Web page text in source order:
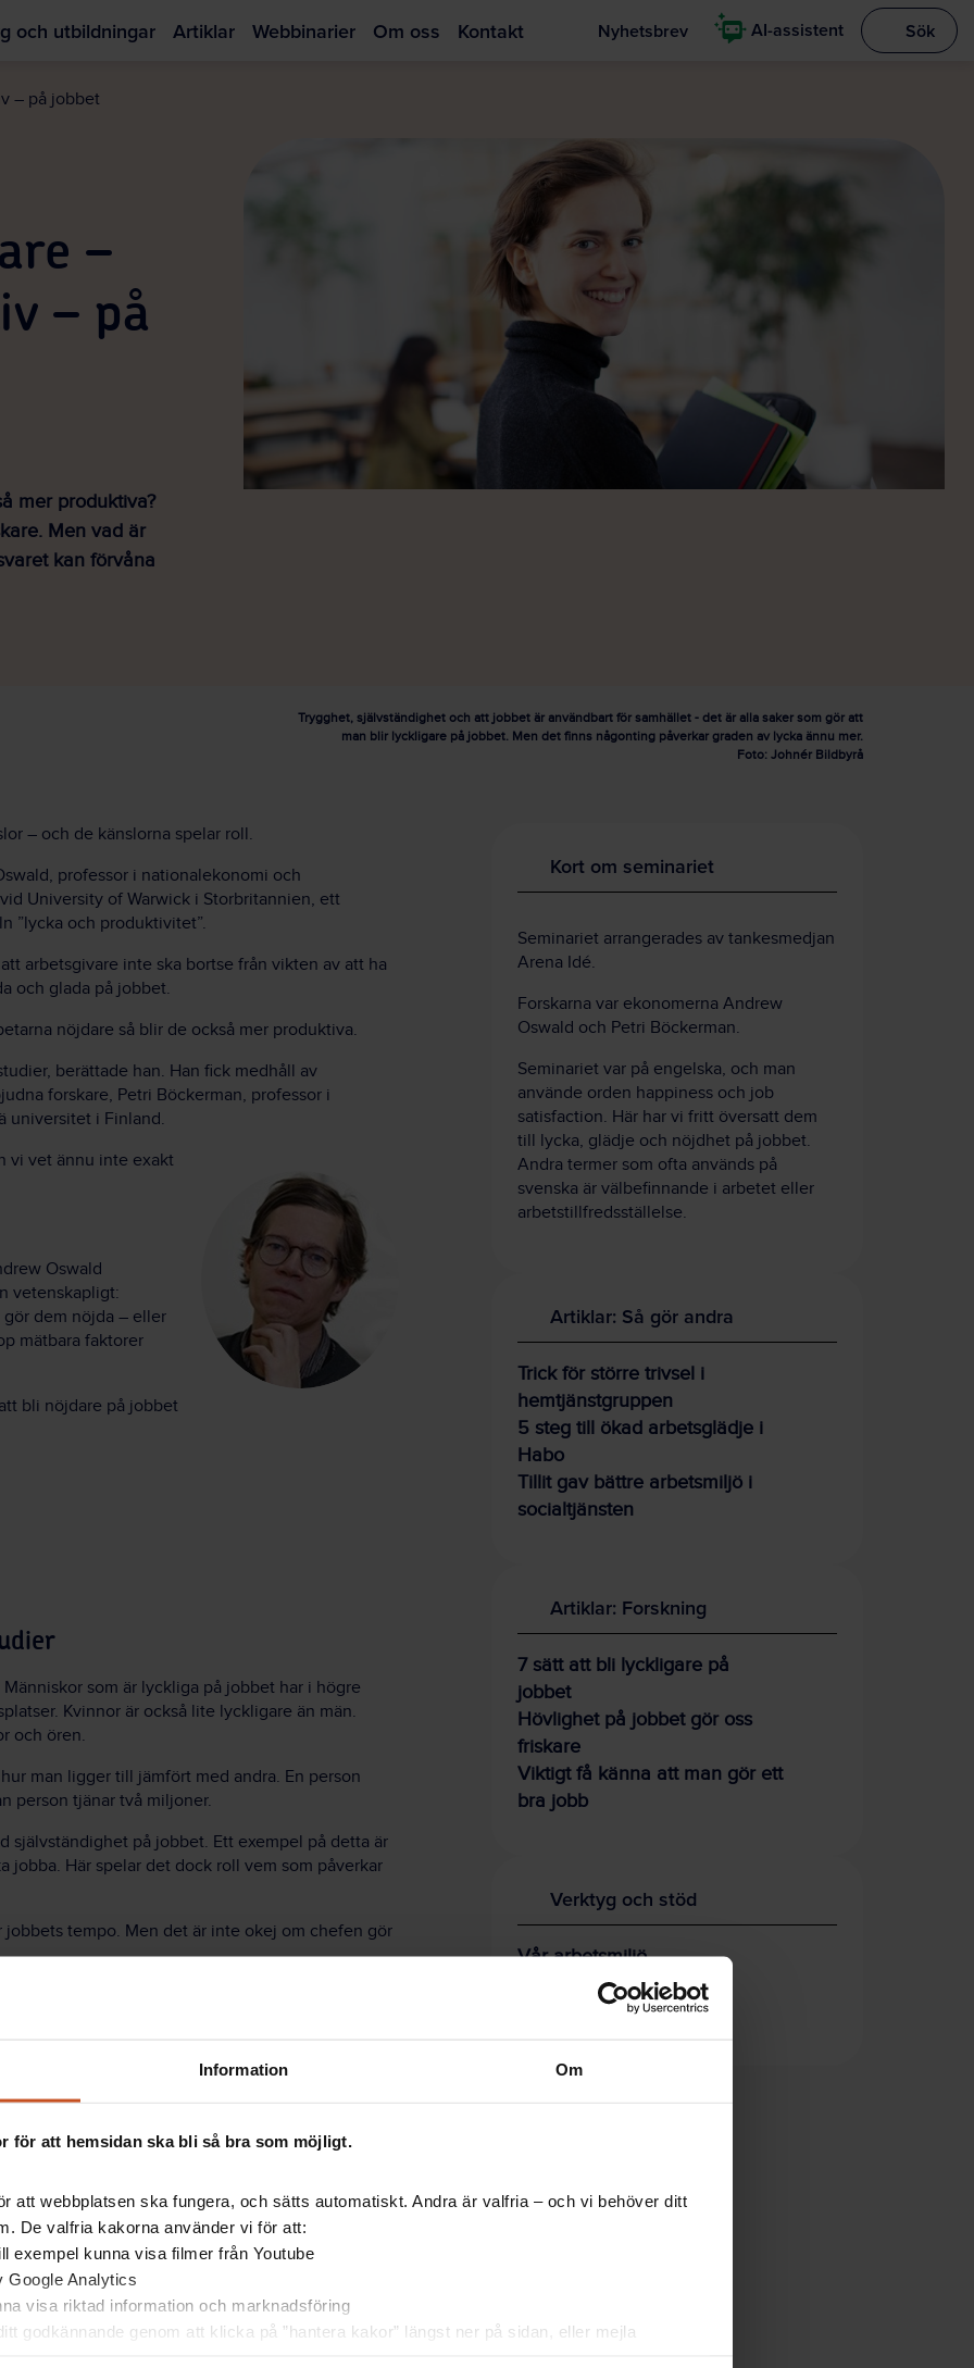
Information Om
för att hemsidan ska bli så bra som möjligt.
att webbplatsen ska fungera, och sätts automatiskt. Andra är valfria – och vi behöver ditt
De valfria kakorna använder vi för att:
exempel kunna visa filmer från Youtube
Google Analytics
visa riktad information och marknadsföring
godkännande genom att klicka på ”hantera kakor” längst ner på sidan, eller mejla
och utbildningar Artiklar Webbinarier Om oss Kontakt Nyhetsbrev AI-assistent Visa
Sök
– på jobbet
–
– på
mer produktiva?
Men vad är
kan förvåna
Trygghet, självständighet och att jobbet är användbart för samhället - det är alla saker som gör att
man blir lyckligare på jobbet. Men det finns någonting påverkar graden av lycka ännu mer.
Foto: Johnér Bildbyrå
– och de känslorna spelar roll.
professor i nationalekonomi och
University of Warwick i Storbritannien, ett
”lycka och produktivitet”.
arbetsgivare inte ska bortse från vikten av att ha
och glada på jobbet.
nöjdare så blir de också mer produktiva.
berättade han. Han fick medhåll av
forskare, Petri Böckerman, professor i
universitet i Finland.
vi vet ännu inte exakt
Oswald
vetenskapligt:
gör dem nöjda – eller
mätbara faktorer
bli nöjdare på jobbet
som är lyckliga på jobbet har i högre
Kvinnor är också lite lyckligare än män.
och ören.
man ligger till jämfört med andra. En person
person tjänar två miljoner.
självständighet på jobbet. Ett exempel på detta är
jobba. Här spelar det dock roll vem som påverkar
tempo. Men det är inte okej om chefen gör
känslan av självständighet på jobbet.
medarbetare blir lite gladare bara de får flytta sitt
faktorer: chefens kompetens.
det område som man arbetar inom. Ett sätt att
Kort om seminariet
Seminariet arrangerades av tankesmedjan
Arena Idé.
Forskarna var ekonomerna Andrew
Oswald och Petri Böckerman.
Seminariet var på engelska, och man
använde orden happiness och job
satisfaction. Här har vi fritt översatt dem
till lycka, glädje och nöjdhet på jobbet.
Andra termer som ofta används på
svenska är välbefinnande i arbetet eller
arbetstillfredsställelse.
Artiklar: Så gör andra
Trick för större trivsel i
hemtjänstgruppen
5 steg till ökad arbetsglädje i
Habo
Tillit gav bättre arbetsmiljö i
socialtjänsten
Artiklar: Forskning
7 sätt att bli lyckligare på
jobbet
Hövlighet på jobbet gör oss
friskare
Viktigt få känna att man gör ett
bra jobb
Verktyg och stöd
Vår arbetsmiljö
Bättre möten
OSA-kollen